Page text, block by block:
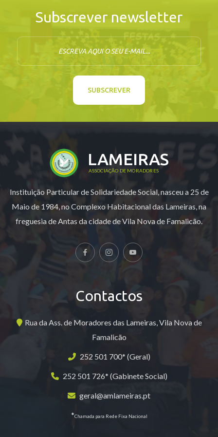
Subscrever newsletter
SUBSCREVER
LAMEIRAS
ASSOCIAÇÃO DE MORADORES
Instituição Particular de Solidariedade Social, nasceu a 25 de
Maio de 1984, no Complexo Habitacional das Lameiras, na
freguesia de Antas da cidade de Vila Nova de Famalicão.
Contactos
Rua da Ass. de Moradores das Lameiras, Vila Nova de
Famalicão
252 501 700* (Geral)
252 501 726* (Gabinete Social)
geral@amlameiras.pt
*Chamada para Rede Fixa Nacional